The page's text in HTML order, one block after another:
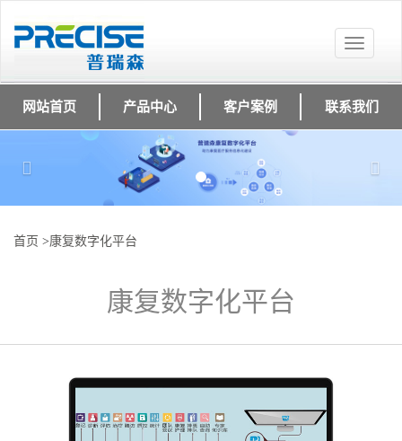
Toggle
网站首页 产品中心 客户案例 联系我们
Previous
首页 >康复数字化平台
康复数字化平台